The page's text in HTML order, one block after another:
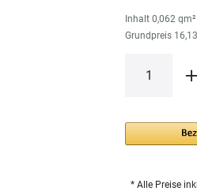
Inhalt0,062qm²
Grundpreis
* Alle Preise